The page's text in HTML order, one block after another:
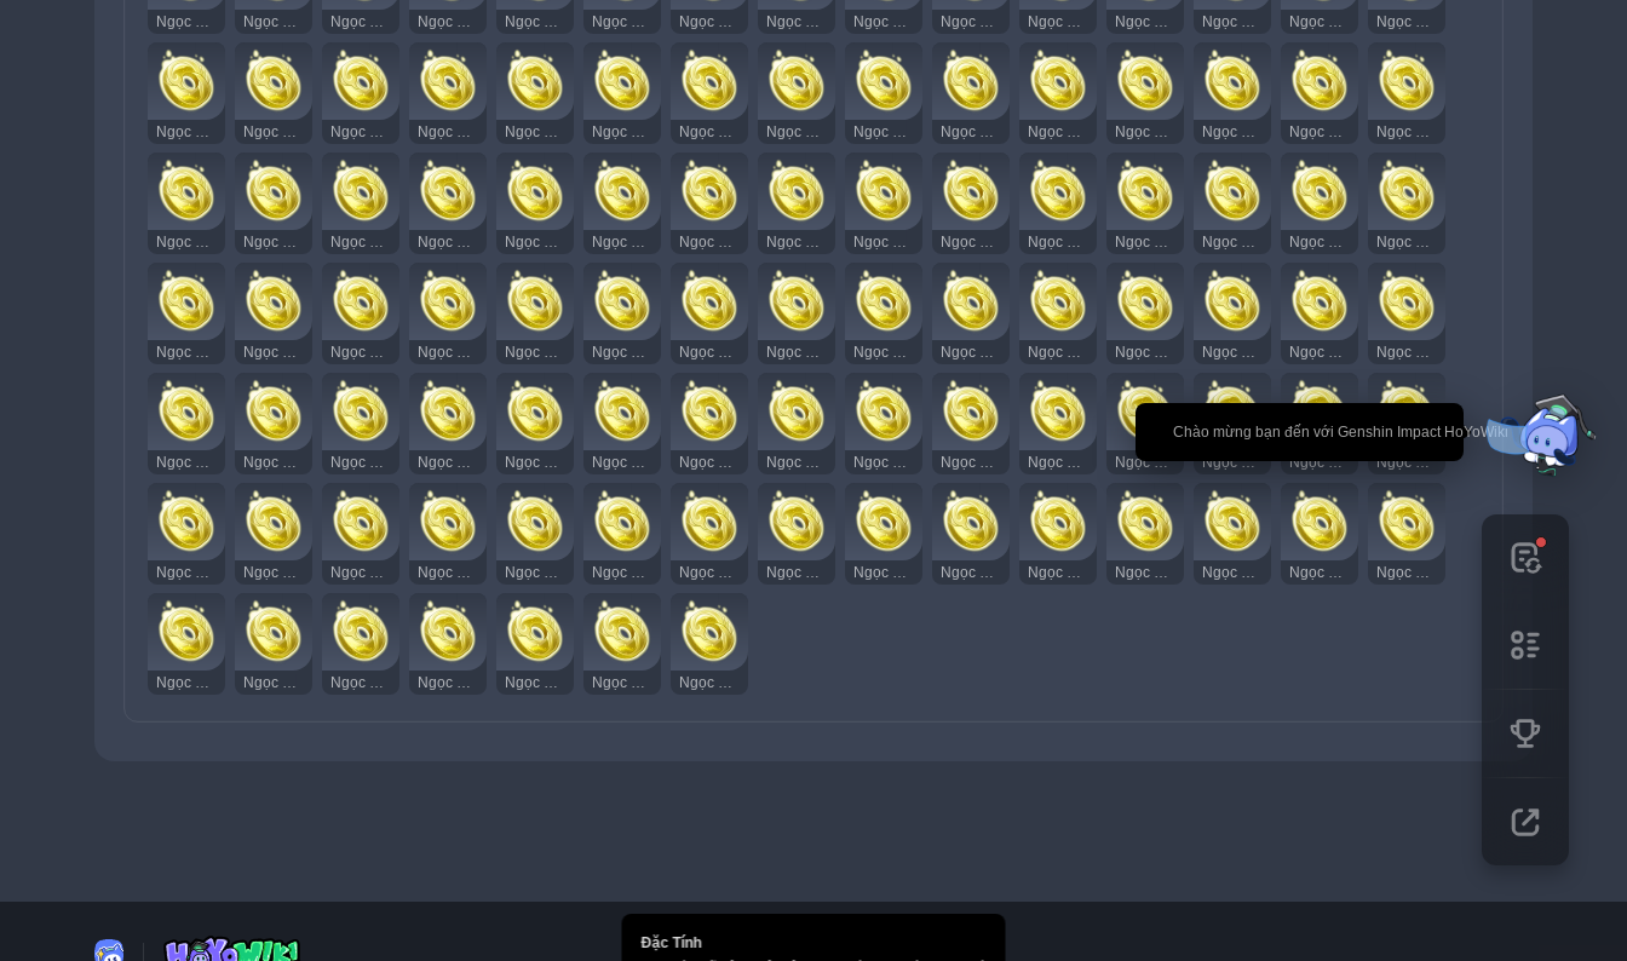
🎉 Chào mừng bạn đến với Genshin Impact HoYoWiki
Ngọc Thạch Âm Vang 1 Ngọc Thạch Âm Vang 2 Ngọc Thạch Âm Vang 3 Ngọc Thạch Âm Vang 4 Ngọc Thạch Âm Vang 5 Ngọc Thạch Âm Vang 6 Ngọc Thạch Âm Vang 7 Ngọc Thạch Âm Vang 8 Ngọc Thạch Âm Vang 9 Ngọc Thạch Âm Vang 10 Ngọc Thạch Âm Vang 11 Ngọc Thạch Âm Vang 12 Ngọc Thạch Âm Vang 13 Ngọc Thạch Âm Vang 14 Ngọc Thạch Âm Vang 15
Ngọc Thạch Âm Vang 16 Ngọc Thạch Âm Vang 17 Ngọc Thạch Âm Vang 18 Ngọc Thạch Âm Vang 19 Ngọc Thạch Âm Vang 20 Ngọc Thạch Âm Vang 21 Ngọc Thạch Âm Vang 22 Ngọc Thạch Âm Vang 23 Ngọc Thạch Âm Vang 24 Ngọc Thạch Âm Vang 25 Ngọc Thạch Âm Vang 26 Ngọc Thạch Âm Vang 27 Ngọc Thạch Âm Vang 28 Ngọc Thạch Âm Vang 29 Ngọc Thạch Âm Vang 30
Ngọc Thạch Âm Vang 31 Ngọc Thạch Âm Vang 32 Ngọc Thạch Âm Vang 33 Ngọc Thạch Âm Vang 34 Ngọc Thạch Âm Vang 35 Ngọc Thạch Âm Vang 36 Ngọc Thạch Âm Vang 37 Ngọc Thạch Âm Vang 38 Ngọc Thạch Âm Vang 39 Ngọc Thạch Âm Vang 40 Ngọc Thạch Âm Vang 41 Ngọc Thạch Âm Vang 42 Ngọc Thạch Âm Vang 43 Ngọc Thạch Âm Vang 44 Ngọc Thạch Âm Vang 45
Ngọc Thạch Âm Vang 46 Ngọc Thạch Âm Vang 47 Ngọc Thạch Âm Vang 48 Ngọc Thạch Âm Vang 49 Ngọc Thạch Âm Vang 50 Ngọc Thạch Âm Vang 51 Ngọc Thạch Âm Vang 52 Ngọc Thạch Âm Vang 53 Ngọc Thạch Âm Vang 54 Ngọc Thạch Âm Vang 55 Ngọc Thạch Âm Vang 56 Ngọc Thạch Âm Vang 57 Ngọc Thạch Âm Vang 58 Ngọc Thạch Âm Vang 59 Ngọc Thạch Âm Vang 60
Ngọc Thạch Âm Vang 61 Ngọc Thạch Âm Vang 62 Ngọc Thạch Âm Vang 63 Ngọc Thạch Âm Vang 64 Ngọc Thạch Âm Vang 65 Ngọc Thạch Âm Vang 66 Ngọc Thạch Âm Vang 67 Ngọc Thạch Âm Vang 68 Ngọc Thạch Âm Vang 69 Ngọc Thạch Âm Vang 71 Ngọc Thạch Âm Vang 72 Ngọc Thạch Âm Vang 73 Ngọc Thạch Âm Vang 74 Ngọc Thạch Âm Vang 75 Ngọc Thạch Âm Vang 76
Ngọc Thạch Âm Vang 77 Ngọc Thạch Âm Vang 78 Ngọc Thạch Âm Vang 79 Ngọc Thạch Âm Vang 80 Ngọc Thạch Âm Vang 81 Ngọc Thạch Âm Vang 82 Ngọc Thạch Âm Vang 83 Ngọc Thạch Âm Vang 84 Ngọc Thạch Âm Vang 85 Ngọc Thạch Âm Vang 86 Ngọc Thạch Âm Vang 87 Ngọc Thạch Âm Vang 88 Ngọc Thạch Âm Vang 89 Ngọc Thạch Âm Vang 90 Ngọc Thạch Âm Vang 91
Ngọc Thạch Âm Vang 92 Ngọc Thạch Âm Vang 93 Ngọc Thạch Âm Vang 94 Ngọc Thạch Âm Vang 95 Ngọc Thạch Âm Vang 96 Ngọc Thạch Âm Vang 97 Ngọc Thạch Âm Vang 98
Đặc Tính